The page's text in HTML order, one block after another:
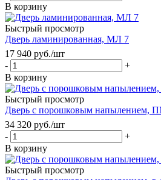
В корзину
Быстрый просмотр
Дверь ламинированная, МЛ 7
17 940 руб./шт
-
+
В корзину
Быстрый просмотр
Дверь с порошковым напылением,
34 320 руб./шт
-
+
В корзину
Быстрый просмотр